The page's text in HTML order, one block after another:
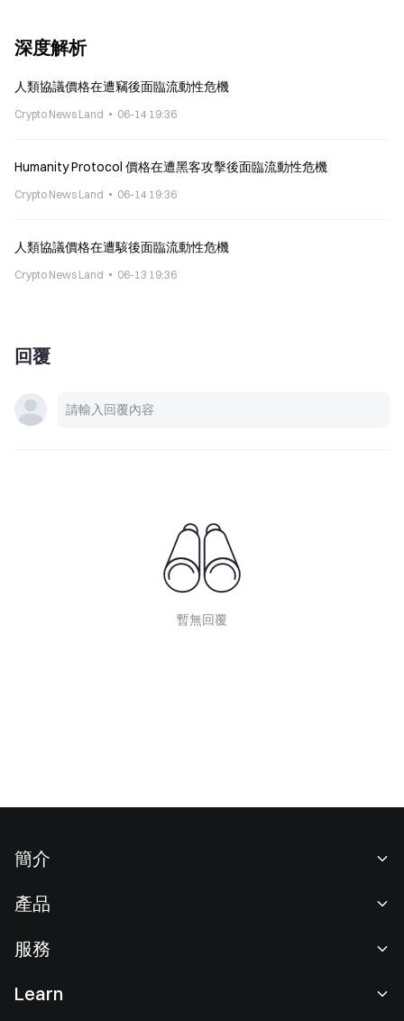
深度解析
人類協議價格在遭竊後面臨流動性危機
Crypto News Land 06-14 19:36
Humanity Protocol 價格在遭黑客攻擊後面臨流動性危機
Crypto News Land 06-14 19:36
人類協議價格在遭駭後面臨流動性危機
Crypto News Land 06-13 19:36
回覆
暫無回覆
簡介
新聞中心
產品
現貨交易
服務
Learn